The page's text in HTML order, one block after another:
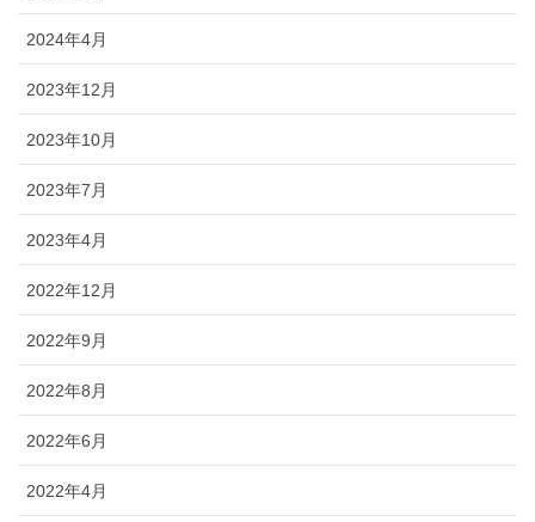
2024年4月
2023年12月
2023年10月
2023年7月
2023年4月
2022年12月
2022年9月
2022年8月
2022年6月
2022年4月